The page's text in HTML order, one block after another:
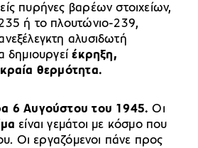
πυρήνες βαρέων στοιχείων,
ή το πλουτώνιο-239,
αλυσιδωτή
δημιουργείέκρηξη,
θερμότητα.
6 Αυγούστου του 1945. Οι
είναι γεμάτοι με κόσμο που
Οι εργαζόμενοι πάνε προς